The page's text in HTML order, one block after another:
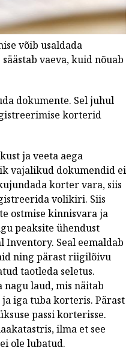
võib usaldada
vaeva, kuid nõuab
dokumente. Sel juhul
korterid
ja veeta aega
vajalikud dokumendid ei
korter vara, siis
volikiri. Siis
ostmise kinnisvara ja
peaksite ühendust
Inventory. Seal eemaldab
ning pärast riigilõivu
taotleda seletus.
nagu laud, mis näitab
iga tuba korteris. Pärast
passi korterisse.
ilma et see
ole lubatud.